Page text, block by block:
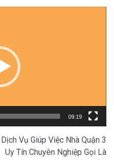
09:19
Dịch Vụ Giúp Việc Nhà Quận 3
Uy Tín Chuyên Nghiệp Gọi Là